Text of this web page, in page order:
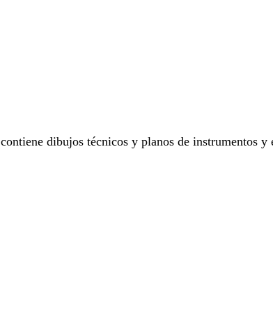
contiene dibujos técnicos y planos de instrumentos